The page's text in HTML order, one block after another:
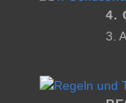
4.
3.